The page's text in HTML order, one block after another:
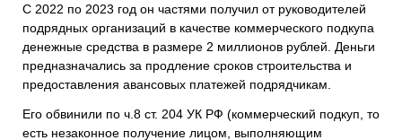
С 2022 по 2023 год он частями получил от руководителей
подрядных организаций в качестве коммерческого подкупа
денежные средства в размере 2 миллионов рублей. Деньги
предназначались за продление сроков строительства и
предоставления авансовых платежей подрядчикам.
Его обвинили по ч.8 ст. 204 УК РФ (коммерческий подкуп, то
есть незаконное получение лицом, выполняющим